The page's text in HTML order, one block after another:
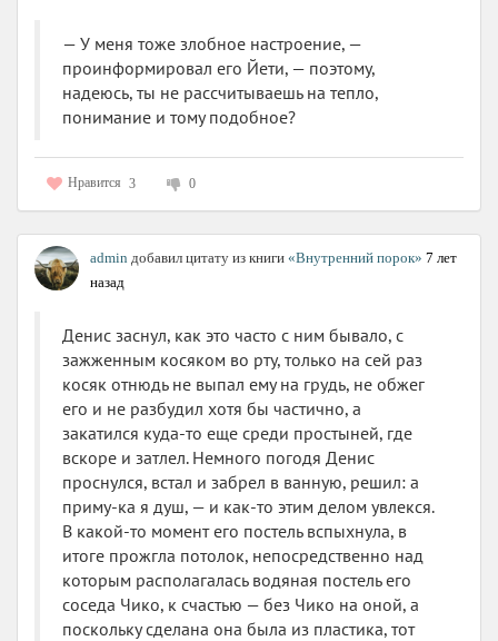
— У меня тоже злобное настроение, —
проинформировал его Йети, — поэтому,
надеюсь, ты не рассчитываешь на тепло,
понимание и тому подобное?
Нравится 3 0
admin добавил цитату из книги «Внутренний порок» 7 лет
назад
Денис заснул, как это часто с ним бывало, с
зажженным косяком во рту, только на сей раз
косяк отнюдь не выпал ему на грудь, не обжег
его и не разбудил хотя бы частично, а
закатился куда-то еще среди простыней, где
вскоре и затлел. Немного погодя Денис
проснулся, встал и забрел в ванную, решил: а
приму-ка я душ, — и как-то этим делом увлекся.
В какой-то момент его постель вспыхнула, в
итоге прожгла потолок, непосредственно над
которым располагалась водяная постель его
соседа Чико, к счастью — без Чико на оной, а
поскольку сделана она была из пластика, тот